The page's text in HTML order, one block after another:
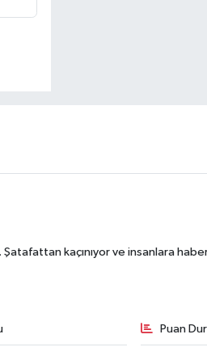
kaçınıyor ve insanlara
Puan